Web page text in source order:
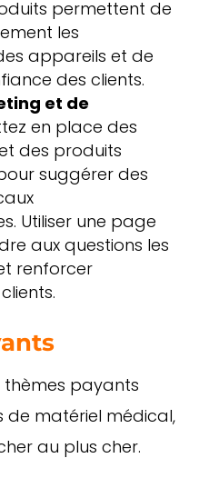
permettent de
les
appareils et de
des clients.
et de
en place des
des produits
suggérer des
Utiliser une page
aux questions les
renforcer
thèmes payants
de matériel médical,
au plus cher.